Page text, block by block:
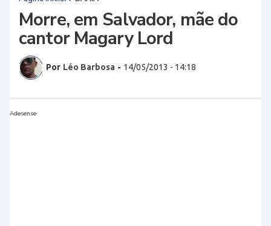
Morre, em Salvador, mãe do
cantor Magary Lord
Por Léo Barbosa - 14/05/2013 - 14:18
Adesense